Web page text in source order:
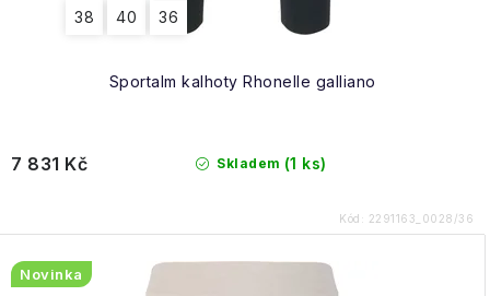
Sportalm kalhoty Rhonelle galliano
38 40 36
Skladem (1 ks)
7 831 Kč
Kód: 2291163_0028/36
Novinka